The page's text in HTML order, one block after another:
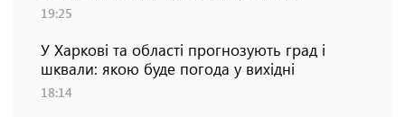
19:25
У Харкові та області прогнозують град і
шквали: якою буде погода у вихідні
18:14